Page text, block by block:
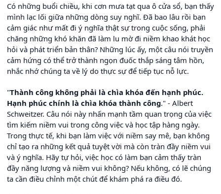
Có những buổi chiều, khi cơn mưa tạt qua ô cửa sổ, bạn thấy
mình lạc lối giữa những dòng suy nghĩ. Đã bao lâu rồi bạn
cảm giác như mất đi ý nghĩa thật sự trong cuộc sống, phải
chăng những khó khăn đã làm lu mờ đi niềm khao khát học
hỏi và phát triển bản thân? Những lúc ấy, một câu nói truyền
cảm hứng có thể trở thành ngọn đuốc thắp sáng tâm hồn,
nhắc nhớ chúng ta về lý do thực sự để tiếp tục nỗ lực.
"Thành công không phải là chìa khóa đến hạnh phúc.
Hạnh phúc chính là chìa khóa thành công." - Albert
Schweitzer. Câu nói này nhấn mạnh tầm quan trọng của việc
tìm kiếm niềm vui trong công việc và học tập hàng ngày.
Trong thực tế, khi bạn làm việc với niềm say mê, bạn không
chỉ tạo ra những kết quả tuyệt vời mà còn tràn đầy niềm vui
và ý nghĩa. Hãy tự hỏi, việc học có làm bạn cảm thấy tràn
đầy năng lượng và niềm vui không? Nếu không, có lẽ chúng
ta cần điều chỉnh một chút để khám phá ra điều đó.